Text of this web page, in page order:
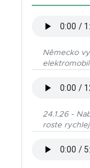
Německo
24.1.26 -
roste